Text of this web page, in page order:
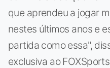
que aprendeu a jogar
nestes últimos anos e
partida como essa",
exclusiva ao